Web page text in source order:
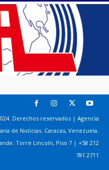
Derechos reservados | Agencia
de Noticias. Caracas, Venezuela.
Torre Lincoln, Piso 7 | +58 212
781 2711